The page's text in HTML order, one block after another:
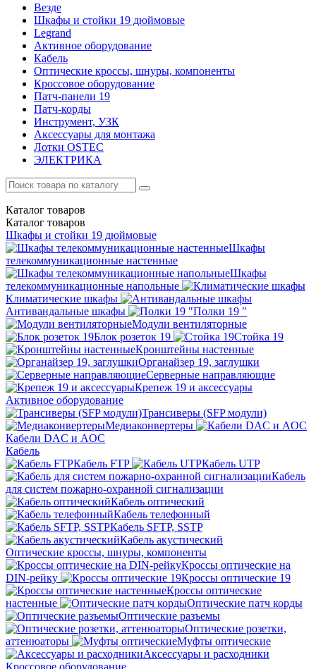
Везде
Шкафы и стойки 19 дюймовые
Legrand
Активное оборудование
Кабель
Оптические кроссы, шнуры, компоненты
Кроссовое оборудование
Патч-панели 19
Патч-корды
Инструмент, УЗК
Аксессуары для монтажа
Лотки OSTEC
ЭЛЕКТРИКА
Каталог товаров
Каталог товаров
Шкафы и стойки 19 дюймовые
Шкафы
телекоммуникационные настенные
Шкафы
телекоммуникационные напольные
Климатические шкафы
Антивандальные шкафы
Полки 19 "
Модули вентиляторные
Блок розеток 19
Стойка 19
Кронштейны настенные
Органайзер 19, заглушки
Серверные направляющие
Крепеж 19 и аксессуары
Активное оборудование
Трансиверы (SFP модули)
Медиаконвертеры
Кабели DAC и AOC
Кабель
Кабель FTP
Кабель UTP
Кабель
для систем пожарно-охранной сигнализации
Кабель оптический
Кабель телефонный
Кабель SFTP, SSTP
Кабель акустический
Оптические кроссы, шнуры, компоненты
Кроссы оптические на
DIN-рейку
Кроссы оптические 19
Кроссы оптические
настенные
Оптические патч корды
Оптические разъемы
Оптические розетки,
аттенюаторы
Муфты оптические
Аксессуары и расходники
Кроссовое оборудование